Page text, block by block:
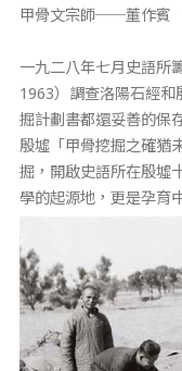
甲骨文宗師──董作賓（
一九二八年七月史語所
1963）調查洛陽石經
掘計劃書都還妥善的保
殷墟「甲骨挖掘之確猶
掘，開啟史語所在殷墟
學的起源地，更是孕育